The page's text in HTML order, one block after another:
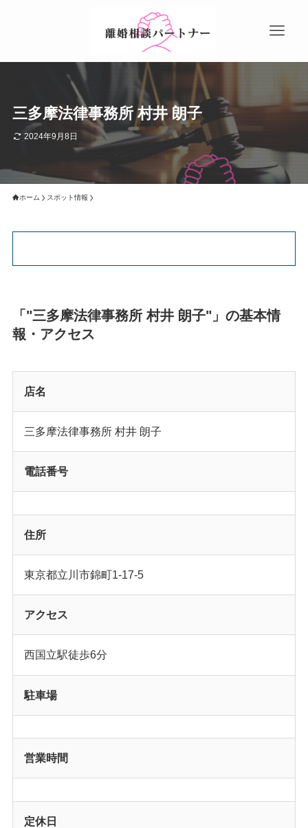
三多摩法律事務所 村井 朗子
2024年9月8日
ホーム スポット情報
「"三多摩法律事務所 村井 朗子"」の基本情
報・アクセス
店名
三多摩法律事務所 村井 朗子
電話番号
住所
東京都立川市錦町1-17-5
アクセス
西国立駅徒歩6分
駐車場
営業時間
定休日